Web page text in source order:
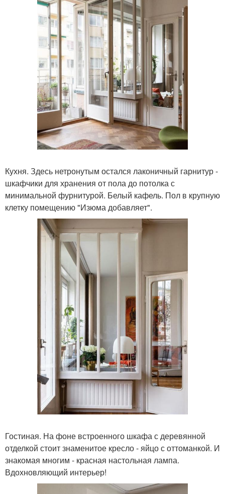
Кухня. Здесь нетронутым остался лаконичный гарнитур -
шкафчики для хранения от пола до потолка с
минимальной фурнитурой. Белый кафель. Пол в крупную
клетку помещению "Изюма добавляет".
Гостиная. На фоне встроенного шкафа с деревянной
отделкой стоит знаменитое кресло - яйцо с оттоманкой. И
знакомая многим - красная настольная лампа.
Вдохновляющий интерьер!